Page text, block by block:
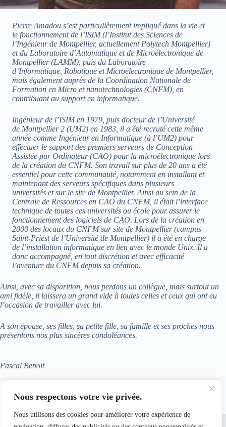
Nous respectons votre vie privée.
Nous utilisons des cookies pour améliorer votre expérience de
Pierre Amadou s’est particulièrement impliqué dans la vie et
le fonctionnement de l’ISIM (l’Institut des Sciences de
l’Ingénieur de Montpellier, actuellement Polytech Montpellier)
et du Laboratoire d’Automatique et de Microélectronique de
Montpellier (LAMM), puis du Laboratoire
d’Informatique, Robotique et Microélectronique de Montpellier,
mais également auprès de la Coordination Nationale de
Formation en Micro et nanotechnologies (CNFM), en
contribuant au support en informatique.
Ingénieur de l’ISIM en 1979, puis docteur de l’Université
de Montpellier 2 (UM2) en 1983, il a été recruté cette même
année comme Ingénieur en Informatique (à l’UM2) pour
effectuer le support des premiers serveurs de Conception
Assistée par Ordinateur (CAO) pour la microélectronique lors
de la création du CNFM. Son travail sur plus de 20 ans a été
essentiel pour cette communauté, notamment en installant et
maintenant des serveurs spécifiques dans plusieurs
universités et sur le site de Montpellier. Ainsi au sein de la
Centrale de Ressources en CAO du CNFM, il était l’interface
technique de toutes ces universités ou école pour assurer le
fonctionnement des logiciels de CAO. Lors de la création en
2000 des locaux du CNFM sur site de Montpellier (campus
Saint-Priest de l’Université de Montpellier) il a été en charge
de l’installation informatique en lien avec le monde Unix. Il a
donc accompagné, en tout discrétion et avec efficacité
l’aventure du CNFM depuis sa création.
Ainsi, avec sa disparition, nous perdons un collègue, mais surtout un
ami fidèle, il laissera un grand vide à toutes celles et ceux qui ont eu
l’occasion de travailler avec lui.
A son épouse, ses filles, sa petite fille, sa famille et ses proches nous
présentons nos plus sincères condoléances.
Pascal Benoit